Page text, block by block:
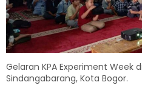
Gelaran KPA Experiment Week
Sindangabarang, Kota Bogor.